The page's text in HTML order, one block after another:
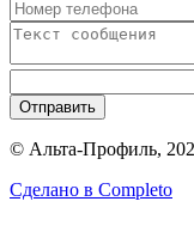
Отправить
© Альта-Профиль,
Сделано в Completo